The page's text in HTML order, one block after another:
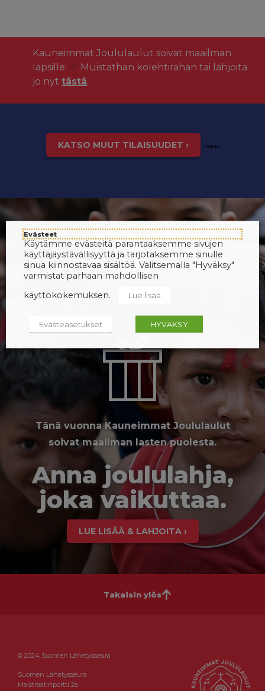
Kauneimmat Joululaulut soivat maailman
lapsille
Muistathan kolehtirahan tai lahjoita
jo nyt tästä.
KATSO MUUT TILAISUUDET › inspis
Tänä vuonna Kauneimmat Joululaulut
soivat maailman lasten puolesta.
Anna joululahja,
joka vaikuttaa.
LUE LISÄÄ & LAHJOITA ›
Takaisin ylös
© 2024 Suomen Lähetysseura
Suomen Lähetysseura
Maistraatinportti 2a
Evästeet
Käytämme evästeitä parantaaksemme sivujen
käyttäjäystävällisyyttä ja tarjotaksemme sinulle
sinua kiinnostavaa sisältöä. Valitsemalla "Hyväksy"
varmistat parhaan mahdollisen
käyttökokemuksen.
Lue lisää
Evästeasetukset HYVÄKSY